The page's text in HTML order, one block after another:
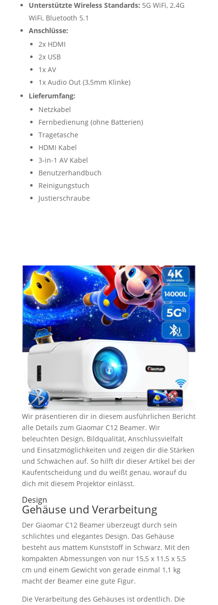
Unterstützte Wireless Standards: 5G WiFi, 2.4G
WiFi, Bluetooth 5.1
Anschlüsse:
2x HDMI
2x USB
1x AV
1x Audio Out (3,5mm Klinke)
Lieferumfang:
Netzkabel
Fernbedienung (ohne Batterien)
Tragetasche
HDMI Kabel
3-in-1 AV Kabel
Benutzerhandbuch
Reinigungstuch
Justierschraube
Wir präsentieren dir in diesem ausführlichen Bericht
alle Details zum Giaomar C12 Beamer. Wir
beleuchten Design, Bildqualität, Anschlussvielfalt
und Einsatzmöglichkeiten und zeigen dir die Stärken
und Schwächen auf. So hilft dir dieser Artikel bei der
Kaufentscheidung und du weißt genau, worauf du
dich mit diesem Projektor einlässt.
Design
Gehäuse und Verarbeitung
Der Giaomar C12 Beamer überzeugt durch sein
schlichtes und elegantes Design. Das Gehäuse
besteht aus mattem Kunststoff in Schwarz. Mit den
kompakten Abmessungen von nur 15,5 x 11,5 x 5,5
cm und einem Gewicht von gerade einmal 1,1 kg
macht der Beamer eine gute Figur.
Die Verarbeitung des Gehäuses ist ordentlich. Die